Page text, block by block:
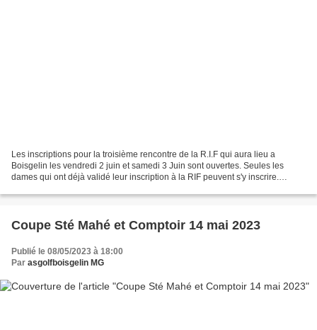
Les inscriptions pour la troisième rencontre de la R.I.F qui aura lieu a
Boisgelin les vendredi 2 juin et samedi 3 Juin sont ouvertes. Seules les
dames qui ont déjà validé leur inscription à la RIF peuvent s'y inscrire.
Coupe Sté Mahé et Comptoir 14 mai 2023
Publié le 08/05/2023 à 18:00
Par asgolfboisgelin MG